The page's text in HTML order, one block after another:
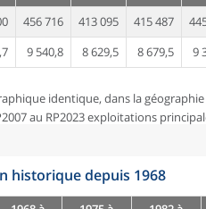
456 716 413 095 415 487
9 540,8 8 629,5 8 679,5 9
identique, dans la
au RP2023 exploitations
historique depuis 1968